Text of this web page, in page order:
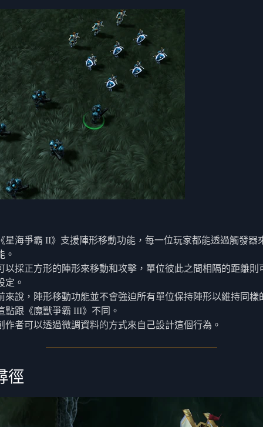
星海爭霸 II》支援陣形移動功能，每一位玩家都能透過觸發器
。
以採正方形的陣形來移動和攻擊，單位彼此之間相隔的距離則
定。
來說，陣形移動功能並不會強迫所有單位保持陣形以維持同樣
點跟《魔獸爭霸 III》不同。
作者可以透過微調資料的方式來自己設計這個行為。
徑